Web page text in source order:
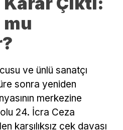
mu
ve ünlü sanatçı
sonra yeniden
merkezine
24. İcra Ceza
karşılıksız çek davası